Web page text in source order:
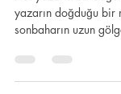
Kafekültür
11 Tem
4
Temmuz
Temmuz